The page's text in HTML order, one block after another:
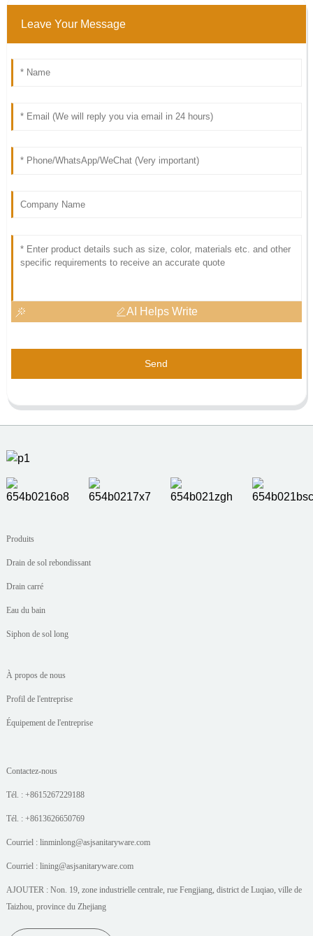
Leave Your Message
AI Helps Write
Send
Produits
Drain de sol rebondissant
Drain carré
Eau du bain
Siphon de sol long
À propos de nous
Profil de l'entreprise
Équipement de l'entreprise
Contactez-nous
Tél. : +8615267229188
Tél. : +8613626650769
Courriel : linminlong@asjsanitaryware.com
Courriel : lining@asjsanitaryware.com
AJOUTER : Non. 19, zone industrielle centrale, rue Fengjiang, district de Luqiao, ville de
Taizhou, province du Zhejiang